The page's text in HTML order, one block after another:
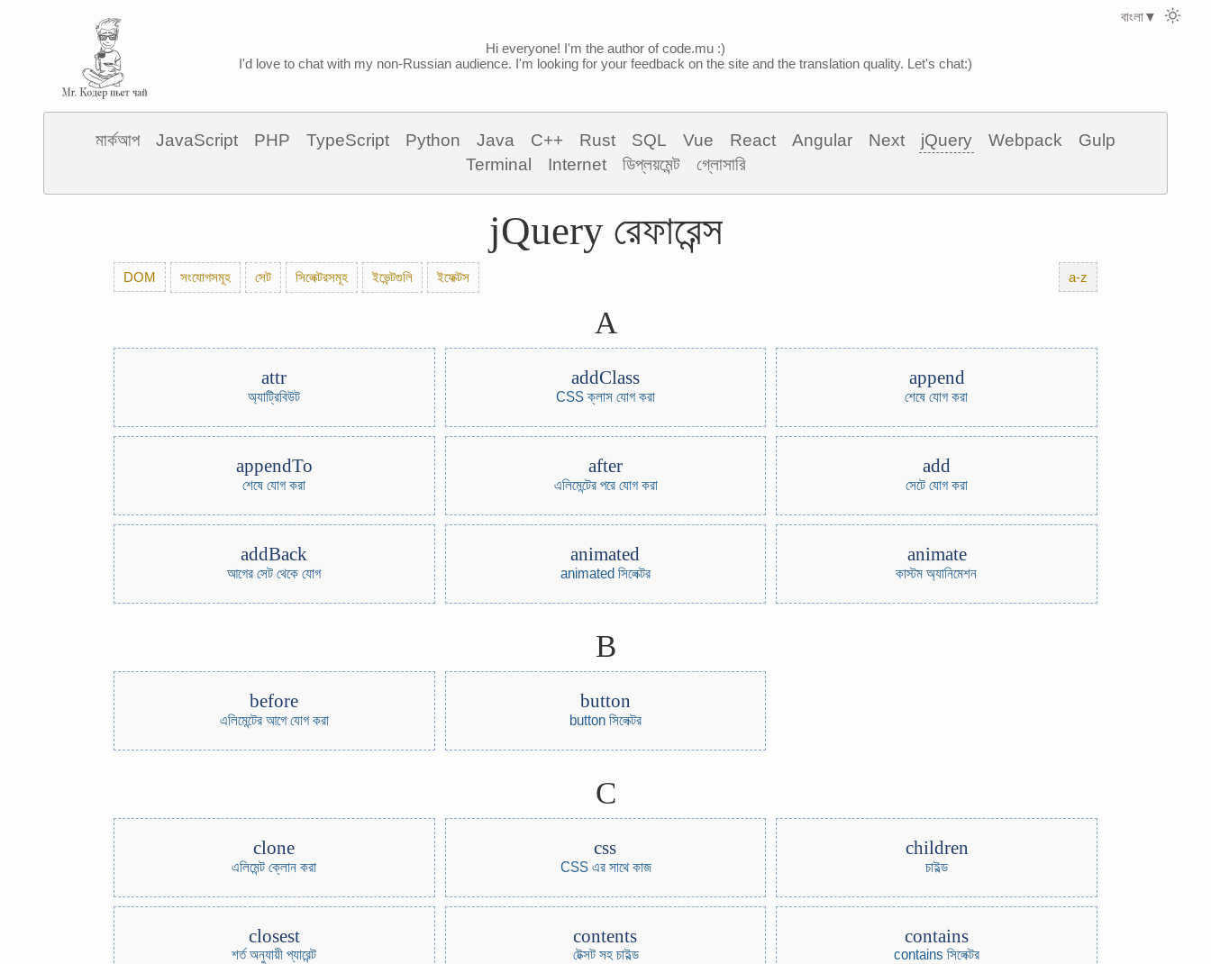
Hi everyone! I'm the author of code.mu :)
I'd love to chat with my non-Russian audience. I'm looking for your feedback on the site and the translation quality. Let's chat:)
মার্কআপ JavaScript PHP TypeScript Python Java C++ Rust SQL Vue React Angular Next jQuery Webpack
Gulp
Terminal
Internet ডিপ্লয়মেন্ট গ্লোসারি
jQuery রেফারেন্স
a-z
DOM সংযোগসমূহ সেট সিলেক্টরসমূহ ইভেন্টগুলি ইফেক্টস
A
attr
অ্যাট্রিবিউট
addClass
CSS ক্লাস যোগ করা
append
শেষে যোগ করা
appendTo
শেষে যোগ করা
after
এলিমেন্টের পরে যোগ করা
add
সেটে যোগ করা
addBack
আগের সেট থেকে যোগ
animated
animated সিলেক্টর
animate
কাস্টম অ্যানিমেশন
B
before
এলিমেন্টের আগে যোগ করা
button
button সিলেক্টর
C
clone
এলিমেন্ট ক্লোন করা
css
CSS এর সাথে কাজ
children
চাইল্ড
closest
শর্ত অনুযায়ী প্যারেন্ট
contents
টেক্সট সহ চাইল্ড
contains
contains সিলেক্টর
বাংলা▼